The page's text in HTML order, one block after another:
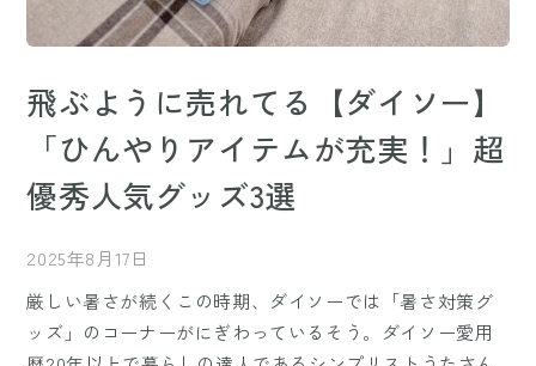
飛ぶように売れてる【ダイソー】
「ひんやりアイテムが充実！」超
優秀人気グッズ3選
2025年8月17日
厳しい暑さが続くこの時期、ダイソーでは「暑さ対策グ
ッズ」のコーナーがにぎわっているそう。ダイソー愛用